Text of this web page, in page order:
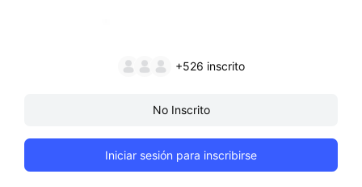
+526 inscrito
No Inscrito
Iniciar sesión para inscribirse